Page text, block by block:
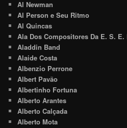
Al Newman
Al Person e Seu Ritmo
Al Quincas
Ala Dos Compositores Da E. S. E.
Aladdin Band
Alaide Costa
Albenzio Perrone
Albert Pavão
Albertinho Fortuna
Alberto Arantes
Alberto Calçada
Alberto Mota